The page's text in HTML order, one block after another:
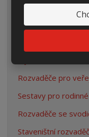
Prázdné skříně
Rozpojovací jistící
Rozvaděče pro
Sestavy pro
Rozvaděče se
Staveništní